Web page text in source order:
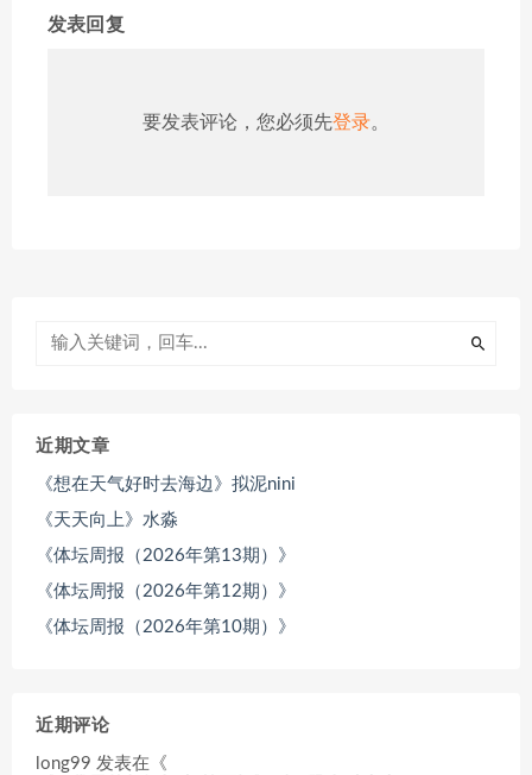
发表回复
要发表评论，您必须先登录。
近期文章
《想在天气好时去海边》拟泥nini
《天天向上》水淼
《体坛周报（2026年第13期）》
《体坛周报（2026年第12期）》
《体坛周报（2026年第10期）》
近期评论
long99 发表在《